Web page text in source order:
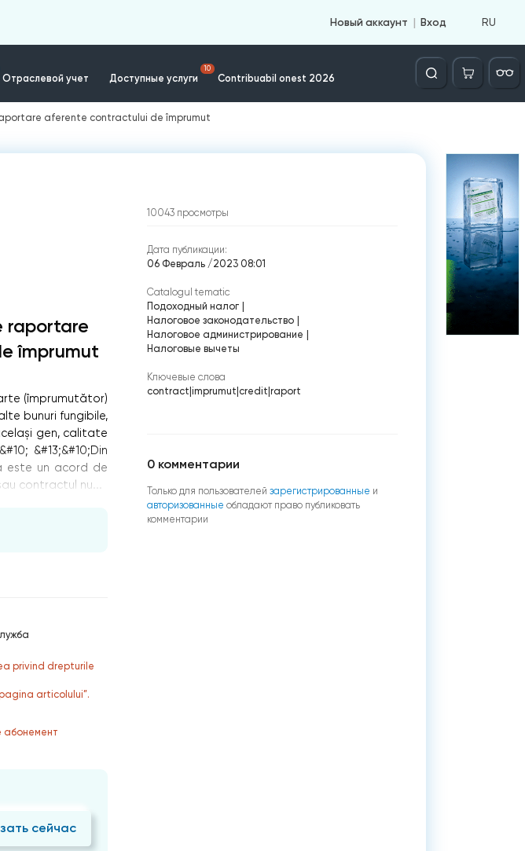
Новый аккаунт Вход RU
Отраслевой учет Доступные услуги
10
Contribuabil onest 2026
Căutare
aferente contractului de împrumut
raportare
împrumut
(împrumutător)
bunuri fungibile,
gen, calitate
&#13;&#10;Din
este un acord de
contractul nu...
privind drepturile
articolului”.
абонемент
сейчас
10043 просмотры
Дата публикации:
06 Февраль /2023 08:01
Catalogul tematic
Подоходный налог
Налоговое законодательство
Налоговое администрирование
Налоговые вычеты
Ключевые слова
contract imprumut credit raport
0 комментарии
Только для пользователей зарегистрированные и
авторизованные обладают право публиковать
комментарии